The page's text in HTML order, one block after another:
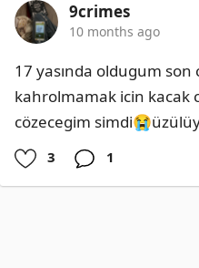
9crimes
10 months ago
17 yasında oldugum
kahrolmamak icin kacak
cözecegim
3 1